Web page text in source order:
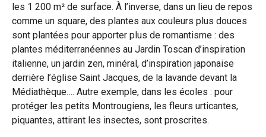
les 1 200 m² de surface. À l’inverse, dans un lieu de repos
comme un square, des plantes aux couleurs plus douces
sont plantées pour apporter plus de romantisme : des
plantes méditerranéennes au Jardin Toscan d’inspiration
italienne, un jardin zen, minéral, d’inspiration japonaise
derrière l’église Saint Jacques, de la lavande devant la
Médiathèque…. Autre exemple, dans les écoles : pour
protéger les petits Montrougiens, les fleurs urticantes,
piquantes, attirant les insectes, sont proscrites.